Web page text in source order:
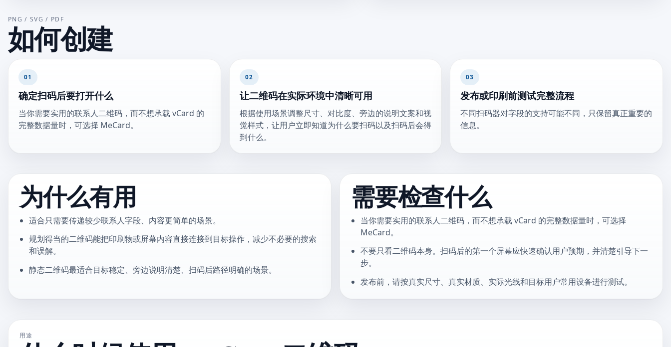
PNG / SVG / PDF
如何创建
01
确定扫码后要打开什么
当你需要实用的联系人二维码，而不想承载 vCard 的
完整数据量时，可选择 MeCard。
02
让二维码在实际环境中清晰可用
根据使用场景调整尺寸、对比度、旁边的说明文案和视
觉样式，让用户立即知道为什么要扫码以及扫码后会得
到什么。
03
发布或印刷前测试完整流程
不同扫码器对字段的支持可能不同，只保留真正重要的
信息。
为什么有用
适合只需要传递较少联系人字段、内容更简单的场景。
规划得当的二维码能把印刷物或屏幕内容直接连接到目标操作，减少不必要的搜索
和误解。
静态二维码最适合目标稳定、旁边说明清楚、扫码后路径明确的场景。
需要检查什么
当你需要实用的联系人二维码，而不想承载 vCard 的完整数据量时，可选择
MeCard。
不要只看二维码本身。扫码后的第一个屏幕应快速确认用户预期，并清楚引导下一
步。
发布前，请按真实尺寸、真实材质、实际光线和目标用户常用设备进行测试。
用途